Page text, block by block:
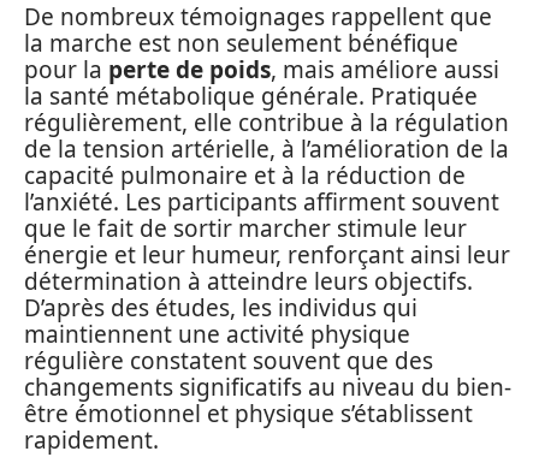
De nombreux témoignages rappellent que
la marche est non seulement bénéfique
pour la perte de poids, mais améliore aussi
la santé métabolique générale. Pratiquée
régulièrement, elle contribue à la régulation
de la tension artérielle, à l’amélioration de la
capacité pulmonaire et à la réduction de
l’anxiété. Les participants affirment souvent
que le fait de sortir marcher stimule leur
énergie et leur humeur, renforçant ainsi leur
détermination à atteindre leurs objectifs.
D’après des études, les individus qui
maintiennent une activité physique
régulière constatent souvent que des
changements significatifs au niveau du bien-
être émotionnel et physique s’établissent
rapidement.